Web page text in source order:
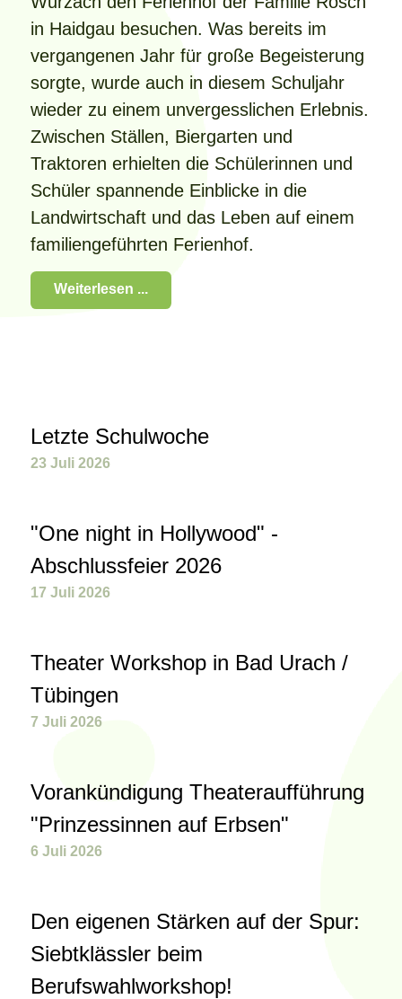
in Haidgau besuchen. Was bereits im
vergangenen Jahr für große Begeisterung
sorgte, wurde auch in diesem Schuljahr
wieder zu einem unvergesslichen Erlebnis.
Zwischen Ställen, Biergarten und
Traktoren erhielten die Schülerinnen und
Schüler spannende Einblicke in die
Landwirtschaft und das Leben auf einem
familiengeführten Ferienhof.
Weiterlesen ...
Letzte Schulwoche
23 Juli 2026
"One night in Hollywood" -
Abschlussfeier 2026
17 Juli 2026
Theater Workshop in Bad Urach /
Tübingen
7 Juli 2026
Vorankündigung Theateraufführung
"Prinzessinnen auf Erbsen"
6 Juli 2026
Den eigenen Stärken auf der Spur:
Siebtklässler beim
Berufswahlworkshop!